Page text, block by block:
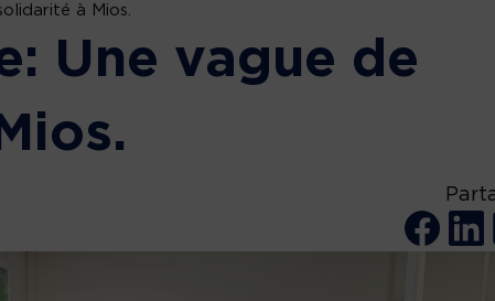
à Mios.
Une vague de